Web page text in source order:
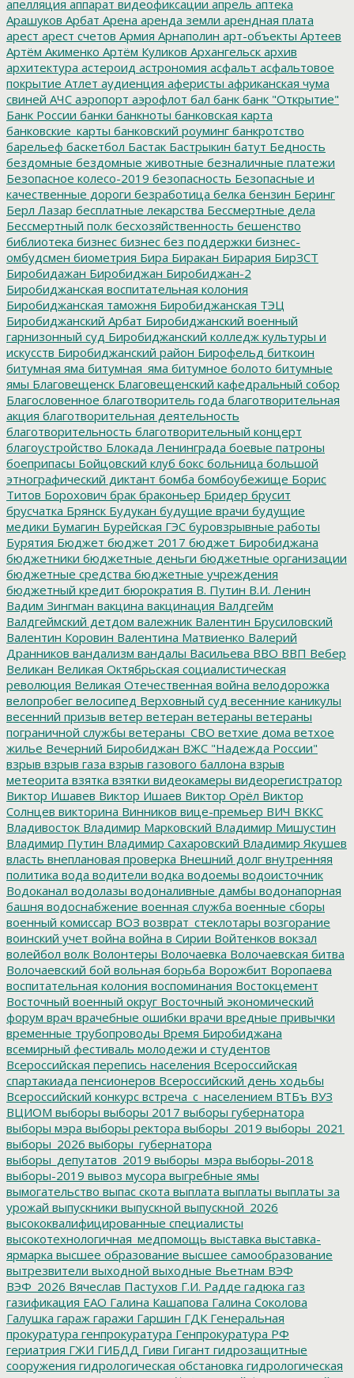
апелляция аппарат видеофиксации апрель аптека
Арашуков Арбат Арена аренда земли арендная плата
арест арест счетов Армия Арнаполин арт-объекты Артеев
Артём Акименко Артём Куликов Архангельск архив
архитектура астероид астрономия асфальт асфальтовое
покрытие Атлет аудиенция аферисты африканская чума
свиней АЧС аэропорт аэрофлот бал банк банк "Открытие"
Банк России банки банкноты банковская карта
банковские_карты банковский роуминг банкротство
барельеф баскетбол Бастак Бастрыкин батут Бедность
бездомные бездомные животные безналичные платежи
Безопасное колесо-2019 безопасность Безопасные и
качественные дороги безработица белка бензин Беринг
Берл Лазар бесплатные лекарства Бессмертные дела
Бессмертный полк бесхозяйственность бешенство
библиотека бизнес бизнес без поддержки бизнес-
омбудсмен биометрия Бира Биракан Бирария БирЗСТ
Биробидажан Биробиджан Биробиджан-2
Биробиджанская воспитательная колония
Биробиджанская таможня Биробиджанская ТЭЦ
Биробиджанский Арбат Биробиджанский военный
гарнизонный суд Биробиджанский колледж культуры и
искусств Биробиджанский район Бирофельд биткоин
битумная яма битумная_яма битумное болото битумные
ямы Благовещенск Благовещенский кафедральный собор
Благословенное благотворитель года благотворительная
акция благотворительная деятельность
благотворительность благотворительный концерт
благоустройство Блокада Ленинграда боевые патроны
боеприпасы Бойцовский клуб бокс больница большой
этнографический диктант бомба бомбоубежище Борис
Титов Борохович брак браконьер Бридер брусит
брусчатка Брянск Будукан будущие врачи будущие
медики Бумагин Бурейская ГЭС буровзрывные работы
Бурятия Бюджет бюджет 2017 бюджет Биробиджана
бюджетники бюджетные деньги бюджетные организации
бюджетные средства бюджетные учреждения
бюджетный кредит бюрократия В. Путин В.И. Ленин
Вадим Зингман вакцина вакцинация Валдгейм
Валдгеймский детдом валежник Валентин Брусиловский
Валентин Коровин Валентина Матвиенко Валерий
Дранников вандализм вандалы Васильева ВВО ВВП Вебер
Великан Великая Октябрьская социалистическая
революция Великая Отечественная война велодорожка
велопробег велосипед Верховный суд весенние каникулы
весенний призыв ветер ветеран ветераны ветераны
пограничной службы ветераны_СВО ветхие дома ветхое
жилье Вечерний Биробиджан ВЖС "Надежда России"
взрыв взрыв газа взрыв газового баллона взрыв
метеорита взятка взятки видеокамеры видеорегистратор
Виктор Ишавев Виктор Ишаев Виктор Орёл Виктор
Солнцев викторина Винников вице-премьер ВИЧ ВККС
Владивосток Владимир Марковский Владимир Мишустин
Владимир Путин Владимир Сахаровский Владимир Якушев
власть внеплановая проверка Внешний долг внутренняя
политика вода водители водка водоемы водоисточник
Водоканал водолазы водоналивные дамбы водонапорная
башня водоснабжение военная служба военные сборы
военный комиссар ВОЗ возврат_стеклотары возгорание
воинский учет война война в Сирии Войтенков вокзал
волейбол волк Волонтеры Волочаевка Волочаевская битва
Волочаевский бой вольная борьба Ворожбит Воропаева
воспитательная колония воспоминания Востокцемент
Восточный военный округ Восточный экономический
форум врач врачебные ошибки врачи вредные привычки
временные трубопроводы Время Биробиджана
всемирный фестиваль молодежи и студентов
Всероссийская перепись населения Всероссийская
спартакиада пенсионеров Всероссийский день ходьбы
Всероссийский конкурс встреча_с_населением ВТБъ ВУЗ
ВЦИОМ выборы выборы 2017 выборы губернатора
выборы мэра выборы ректора выборы_2019 выборы_2021
выборы_2026 выборы_губернатора
выборы_депутатов_2019 выборы_мэра выборы-2018
выборы-2019 вывоз мусора выгребные ямы
вымогательство выпас скота выплата выплаты выплаты за
урожай выпускники выпускной выпускной_2026
высококвалифицированные специалисты
высокотехнологичная_медпомощь выставка выставка-
ярмарка высшее образование высшее самообразование
вытрезвители выходной выходные Вьетнам ВЭФ
ВЭФ_2026 Вячеслав Пастухов Г.И. Радде гадюка газ
газификация ЕАО Галина Кашапова Галина Соколова
Галушка гараж гаражи Гаршин ГДК Генеральная
прокуратура генпрокуратура Генпрокуратура РФ
гериатрия ГЖИ ГИБДД Гиви Гигант гидрозащитные
сооружения гидрологическая обстановка гидрологическая